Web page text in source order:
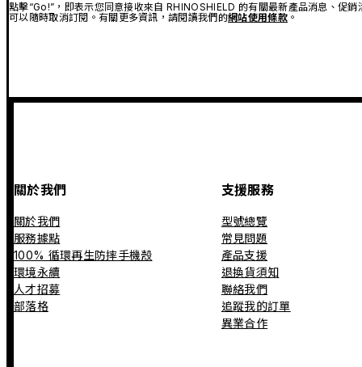
點擊“Go!”，即表示您同意接收來自 RHINOSHIELD 的有關最新產品消息、促
可以隨時取消訂閱。有關更多資訊，請閱讀我們的網站使用條款。
關於我們
關於我們
服務據點
100% 循環再生防摔手機殼
環境永續
人才招募
部落格
支援服務
型號總覽
常見問題
產品支援
退換貨須知
聯絡我們
追蹤我的訂單
異業合作